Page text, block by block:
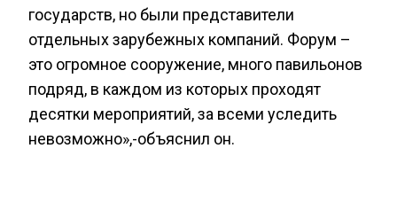
государств, но были представители
отдельных зарубежных компаний. Форум –
это огромное сооружение, много павильонов
подряд, в каждом из которых проходят
десятки мероприятий, за всеми уследить
невозможно»,-объяснил он.